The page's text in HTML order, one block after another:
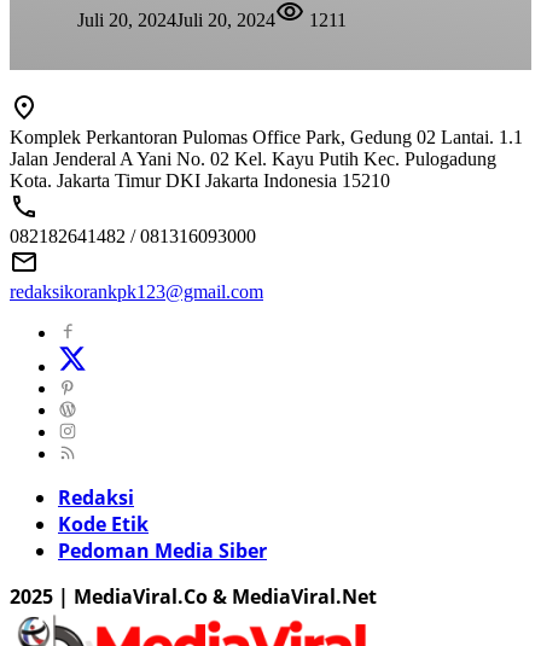
Juli 20, 2024Juli 20, 2024 1211
Komplek Perkantoran Pulomas Office Park, Gedung 02 Lantai. 1.1
Jalan Jenderal A Yani No. 02 Kel. Kayu Putih Kec. Pulogadung
Kota. Jakarta Timur DKI Jakarta Indonesia 15210
082182641482 / 081316093000
redaksikorankpk123@gmail.com
Redaksi
Kode Etik
Pedoman Media Siber
2025 | MediaViral.Co & MediaViral.Net